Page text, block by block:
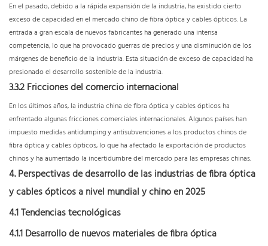
En el pasado, debido a la rápida expansión de la industria, ha existido cierto
exceso de capacidad en el mercado chino de fibra óptica y cables ópticos. La
entrada a gran escala de nuevos fabricantes ha generado una intensa
competencia, lo que ha provocado guerras de precios y una disminución de los
márgenes de beneficio de la industria. Esta situación de exceso de capacidad ha
presionado el desarrollo sostenible de la industria.
3.3.2 Fricciones del comercio internacional
En los últimos años, la industria china de fibra óptica y cables ópticos ha
enfrentado algunas fricciones comerciales internacionales. Algunos países han
impuesto medidas antidumping y antisubvenciones a los productos chinos de
fibra óptica y cables ópticos, lo que ha afectado la exportación de productos
chinos y ha aumentado la incertidumbre del mercado para las empresas chinas.
4. Perspectivas de desarrollo de las industrias de fibra óptica
y cables ópticos a nivel mundial y chino en 2025
4.1 Tendencias tecnológicas
4.1.1 Desarrollo de nuevos materiales de fibra óptica